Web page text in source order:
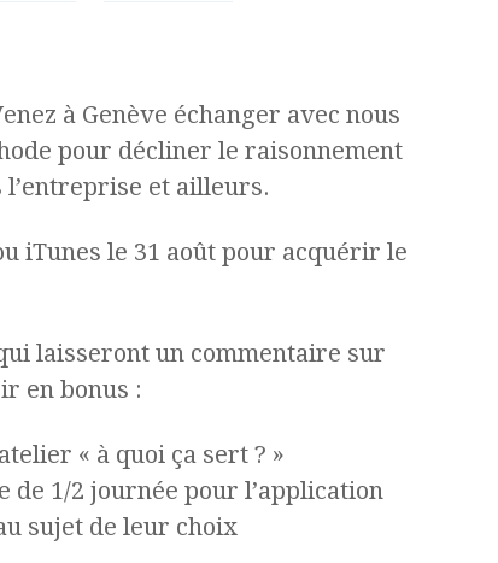
à Genève échanger avec nous
pour décliner le raisonnement
et ailleurs.
iTunes le 31 août pour acquérir le
laisseront un commentaire sur
en bonus :
« à quoi ça sert ? »
de 1/2 journée pour l’application
sujet de leur choix